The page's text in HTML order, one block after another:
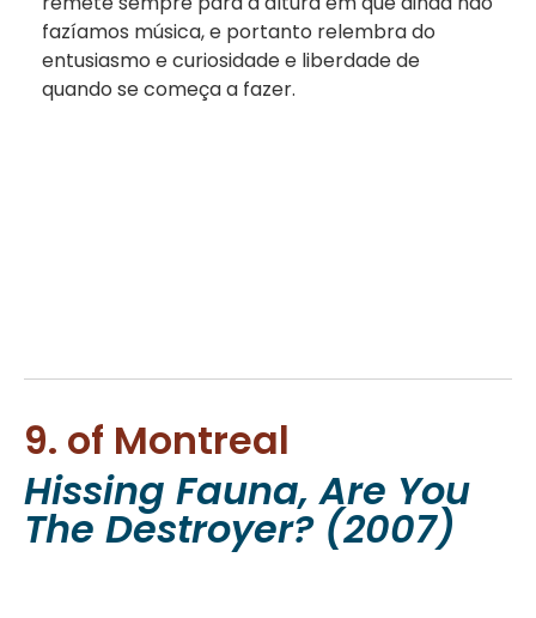
fazíamos música, e portanto relembra do
entusiasmo e curiosidade e liberdade de
quando se começa a fazer.
9. of Montreal
Hissing Fauna, Are You
The Destroyer? (2007)